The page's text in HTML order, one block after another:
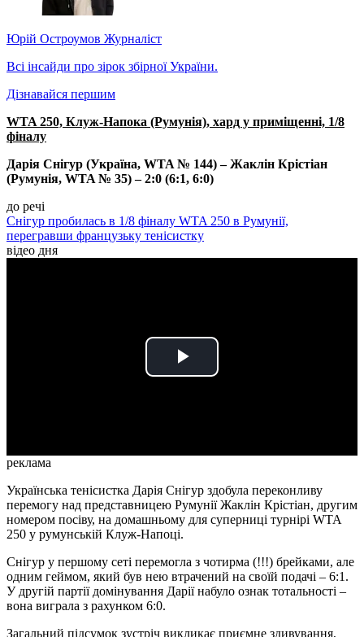
Юрій Остроумов Журналіст
Всі інсайди про зірок збірної України.
Дізнавайся першим
WTA 250, Клуж-Напока (Румунія), хард у приміщенні, 1/8
фіналу
Дарія Снігур (Україна, WTA № 144) – Жаклін Крістіан
(Румунія, WTA № 35) – 2:0 (6:1, 6:0)
до речі
Снігур пробилась в 1/8 фіналу WTA 250 в Румунії,
перегравши французьку тенісистку
відео дня
Play
реклама
Українська тенісистка Дарія Снігур здобула переконливу
перемогу над представницею Румунії Жаклін Крістіан, другим
номером посіву, на домашньому для суперниці турнірі WTA
250 у румунській Клуж-Напоці.
Снігур у першому сеті перемогла з чотирма (!!!) брейками, але
одним геймом, який був нею втрачений на своїй подачі – 6:1.
У другій партії домінування Дарії набуло ознак тотальності –
вона виграла з рахунком 6:0.
Загальний підсумок зустріч викликає приємне здивування,